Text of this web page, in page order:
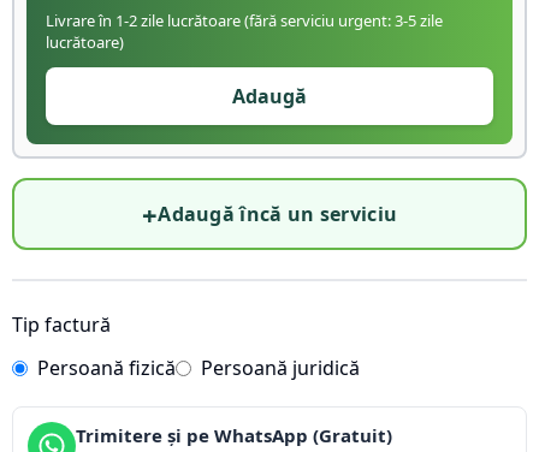
Livrare în 1-2 zile lucrătoare (fără serviciu urgent: 3-5 zile
lucrătoare)
Adaugă
+Adaugă încă un serviciu
Tip factură
Persoană fizică
Persoană juridică
Trimitere și pe WhatsApp (Gratuit)